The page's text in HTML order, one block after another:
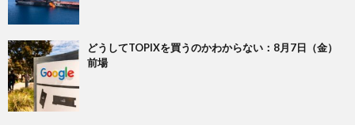
どうしてTOPIXを買うのかわからない：8月7日（金）
前場